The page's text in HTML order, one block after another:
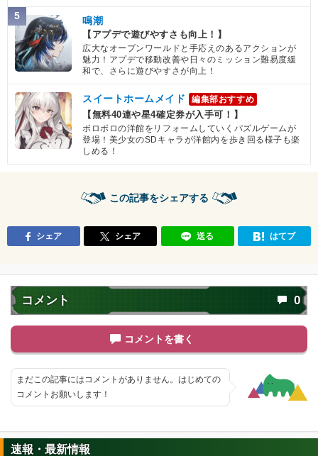
5 鳴潮
【アプデで遊びやすさも向上！】
広大なオープンワールドと手応えのあるアクションが
魅力！アプデで移動改善や日々のミッション難易度緩
和で、さらに遊びやすさが向上！
スイートホームメイド 編集部おすすめ
【無料40連や星4確定券が入手可！】
ボロボロの洋館をリフォームしていくパズルゲームが
登場！美少女のSDキャラが洋館内を歩き回る様子も楽
しめる！
この記事をシェアする
シェア シェア 送る はてブ
コメント 0
コメントを書く
まだこの記事にはコメントがありません。はじめての
コメントお願いします！
速報・最新情報